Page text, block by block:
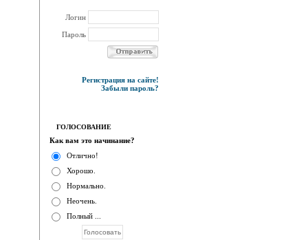
Логин
Пароль
Регистрация на сайте!
Забыли пароль?
ГОЛОСОВАНИЕ
Как вам это начинание?
Отлично!
Хорошо.
Нормально.
Неочень.
Полный ...